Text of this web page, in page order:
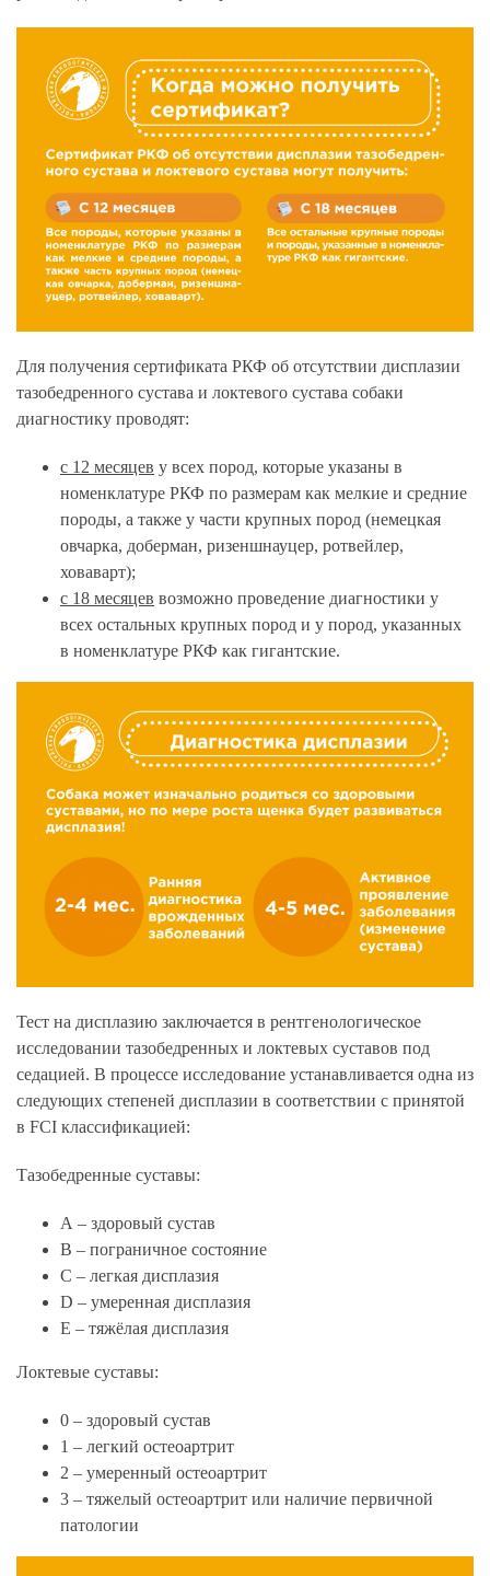
Для получения сертификата РКФ об отсутствии дисплазии
тазобедренного сустава и локтевого сустава собаки
диагностику проводят:
с 12 месяцев у всех пород, которые указаны в
номенклатуре РКФ по размерам как мелкие и средние
породы, а также у части крупных пород (немецкая
овчарка, доберман, ризеншнауцер, ротвейлер,
ховаварт);
с 18 месяцев возможно проведение диагностики у
всех остальных крупных пород и у пород, указанных
в номенклатуре РКФ как гигантские.
Тест на дисплазию заключается в рентгенологическое
исследовании тазобедренных и локтевых суставов под
седацией. В процессе исследование устанавливается одна из
следующих степеней дисплазии в соответствии с принятой
в FCI классификацией:
Тазобедренные суставы:
А – здоровый сустав
B – пограничное состояние
С – легкая дисплазия
D – умеренная дисплазия
Е – тяжёлая дисплазия
Локтевые суставы:
0 – здоровый сустав
1 – легкий остеоартрит
2 – умеренный остеоартрит
3 – тяжелый остеоартрит или наличие первичной
патологии